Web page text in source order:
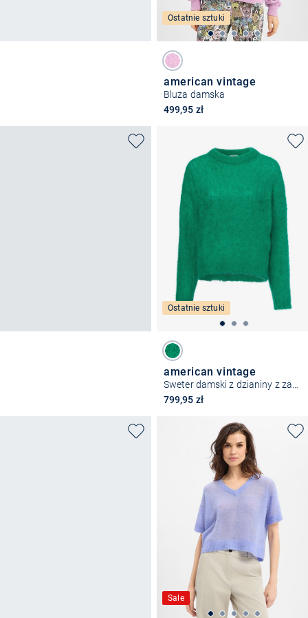
Ostatnie sztuki
american vintage
Bluza damska
499,95 zł
Ostatnie sztuki
american vintage
Sweter damski z dzianiny z zawartością alpaki - Bymi
799,95 zł
Sale